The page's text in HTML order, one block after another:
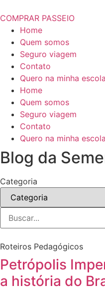
COMPRAR PASSEIO
Home
Quem somos
Seguro viagem
Contato
Quero na minha escola
Home
Quem somos
Seguro viagem
Contato
Quero na minha escola
Blog da
Categoria
Roteiros Pedagógicos
Petrópolis
a história do